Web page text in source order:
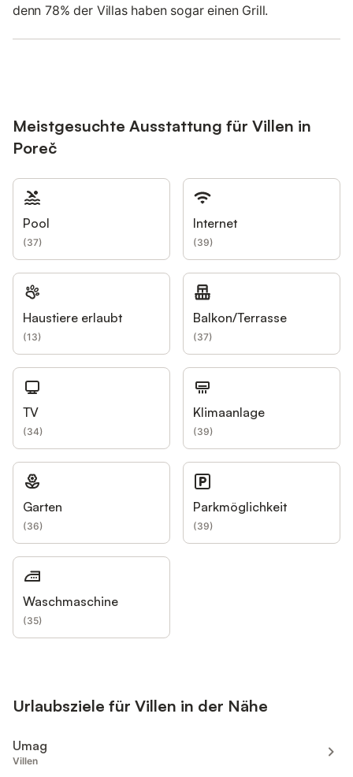
denn 78% der Villas haben sogar einen Grill.
Meistgesuchte Ausstattung für Villen in
Poreč
Pool
(37)
Internet
(39)
Haustiere erlaubt
(13)
Balkon/Terrasse
(37)
TV
(34)
Klimaanlage
(39)
Garten
(36)
Parkmöglichkeit
(39)
Waschmaschine
(35)
Urlaubsziele für Villen in der Nähe
Umag
Villen